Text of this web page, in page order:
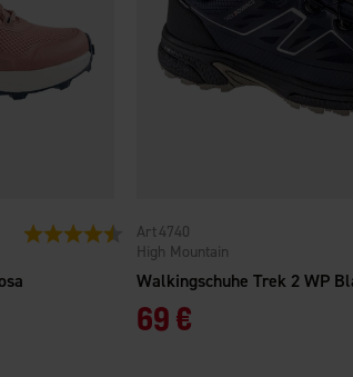
Bewertung: 4.2 von 5 Sternen
Walkingschuhe Trek 2 WP
High Mountain
4740
69 €